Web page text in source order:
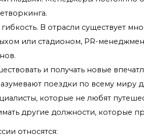
В отрасли существует
или стадионом, PR-
и получать новые
поездки по всему миру
которые не любят
другие должности, которые
относятся: